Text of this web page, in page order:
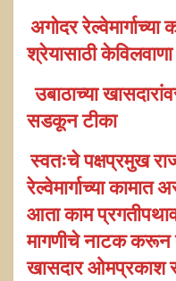
अगोदर
श्रेयासाठी
उबाठाच्या
सडकून टीका
स्वतःचे पक्षप्रमुख
रेल्वेमार्गाच्या
आता काम
मागणीचे नाटक करून
खासदार ओमप्रकाश